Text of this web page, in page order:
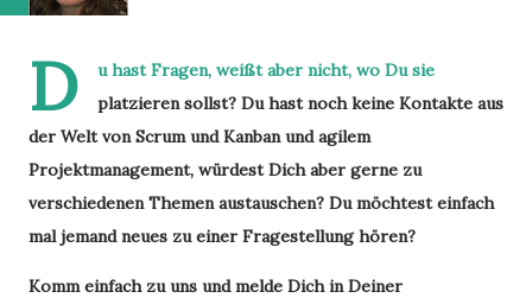
D
u hast Fragen, weißt aber nicht, wo Du sie
platzieren sollst? Du hast noch keine Kontakte aus
der Welt von Scrum und Kanban und agilem
Projektmanagement, würdest Dich aber gerne zu
verschiedenen Themen austauschen? Du möchtest einfach
mal jemand neues zu einer Fragestellung hören?
Komm einfach zu uns und melde Dich in Deiner